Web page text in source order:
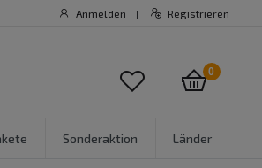
Anmelden | Registrieren
0
Sonderaktion Länder